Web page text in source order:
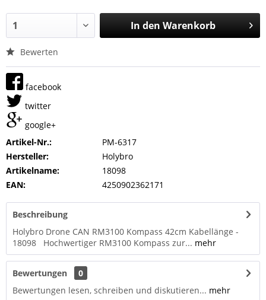
In den Warenkorb
Bewerten
facebook
twitter
google+
Artikel-Nr.:
PM-6317
Hersteller:
Holybro
Artikelname:
18098
EAN:
4250902362171
Beschreibung
Holybro Drone CAN RM3100 Kompass 42cm Kabellänge -
18098 Hochwertiger RM3100 Kompass zur... mehr
Bewertungen
0
Bewertungen lesen, schreiben und diskutieren... mehr